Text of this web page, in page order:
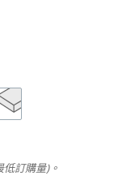
訂購量)。